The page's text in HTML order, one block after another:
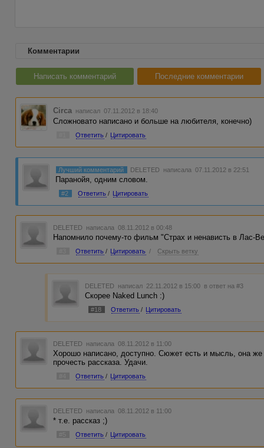
Комментарии
Написать комментарий Последние комментарии
Circa написал 07.11.2012 в 18:40
Сложновато написано и больше на любителя, конечно)
Ответить / Цитировать
Лучший комментарий DELETED написала 07.11.2012 в 22:51
Паранойя, одним словом.
#2 Ответить / Цитировать
DELETED написала 08.11.2012 в 00:48
Напомнило почему-то фильм "Страх и ненависть в Лас-
Ответить / Цитировать / Скрыть ветку
DELETED написал 22.11.2012 в 15:00 в ответ на #3
Скорее Naked Lunch :)
#18 Ответить / Цитировать
DELETED написала 08.11.2012 в 11:00
Хорошо написано, доступно. Сюжет есть и мысль, она
прочесть рассказа. Удачи.
Ответить / Цитировать
DELETED написала 08.11.2012 в 11:00
* т.е. рассказ ;)
Ответить / Цитировать